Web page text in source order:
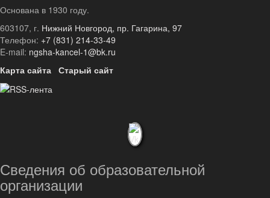
Основана в 1930 году.
603107, г. Нижний Новгород, пр. Гагарина, 97
Телефон: +7 (831) 214-33-49
E-mail: ngsha-kancel-1@bk.ru
Карта сайта Старый сайт
Сведения об образовательной
организации